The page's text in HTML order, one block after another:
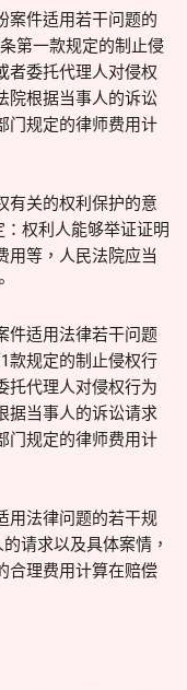
案件适用若干问题的
第一款规定的制止侵
者委托代理人对侵权
院根据当事人的诉讼
门规定的律师费用计
有关的权利保护的意
权利人能够举证证明
用等，人民法院应当
件适用法律若干问题
款规定的制止侵权行
托代理人对侵权行为
据当事人的诉讼请求
门规定的律师费用计
用法律问题的若干规
请求以及具体案情，
合理费用计算在赔偿